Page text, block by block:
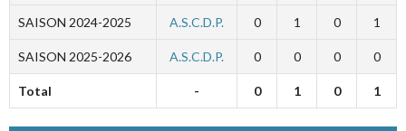
SAISON 2024-2025 A.S.C.D.P. 0 1 0 1
SAISON 2025-2026 A.S.C.D.P. 0 0 0 0
Total - 0 1 0 1